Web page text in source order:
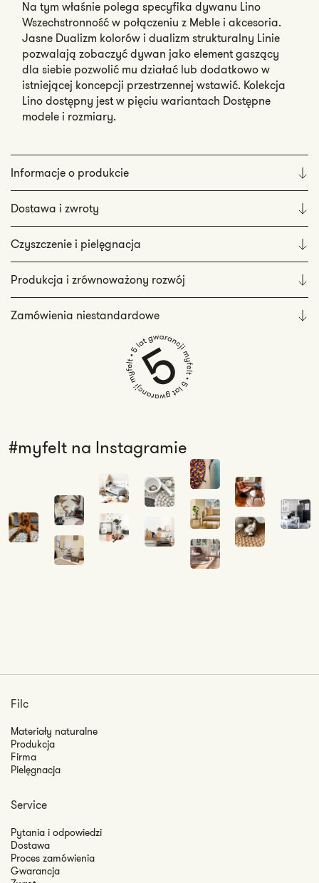
Na tym właśnie polega specyfika dywanu Lino
Wszechstronność w połączeniu z Meble i akcesoria.
Jasne Dualizm kolorów i dualizm strukturalny Linie
pozwalają zobaczyć dywan jako element gaszący
dla siebie pozwolić mu działać lub dodatkowo w
istniejącej koncepcji przestrzennej wstawić. Kolekcja
Lino dostępny jest w pięciu wariantach Dostępne
modele i rozmiary.
Informacje o produkcie
Dostawa i zwroty
Czyszczenie i pielęgnacja
Produkcja i zrównoważony rozwój
Zamówienia niestandardowe
#myfelt na Instagramie
Filc
Materiały naturalne
Produkcja
Firma
Pielęgnacja
Service
Pytania i odpowiedzi
Dostawa
Proces zamówienia
Gwarancja